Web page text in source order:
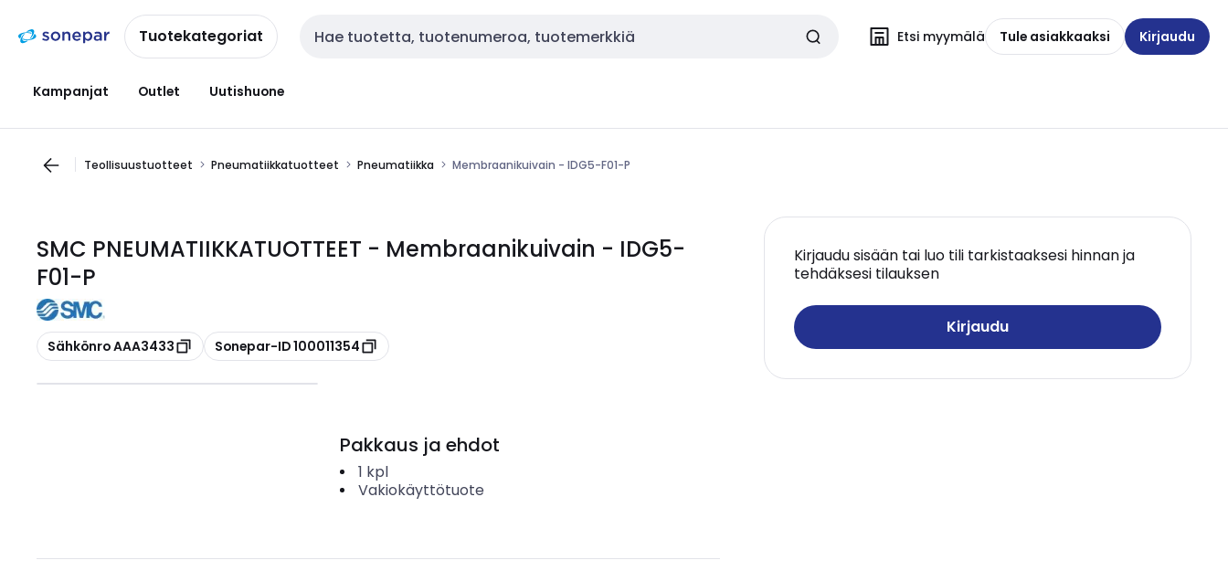
navigointiinsisältöönTuotekategoriat Haku Etsi myymälä Tule asiakkaaksi Kirjaudu
Kampanjat Outlet Uutishuone
Teollisuustuotteet Pneumatiikkatuotteet Pneumatiikka Membraanikuivain - IDG5-F01-P
SMC PNEUMATIIKKATUOTTEET - Membraanikuivain - IDG5-
F01-P
Kopioi
Sähkönro AAA3433 Kopioi
Sonepar-ID 100011354
Kirjaudu sisään tai luo tili tarkistaaksesi hinnan ja
tehdäksesi tilauksen
Kirjaudu
Pakkaus ja ehdot
1 kpl
Vakiokäyttötuote